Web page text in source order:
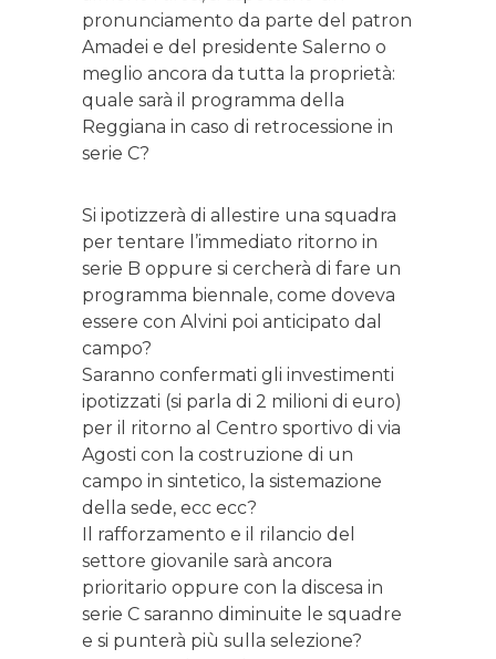
pronunciamento da parte del patron
Amadei e del presidente Salerno o
meglio ancora da tutta la proprietà:
quale sarà il programma della
Reggiana in caso di retrocessione in
serie C?
Si ipotizzerà di allestire una squadra
per tentare l’immediato ritorno in
serie B oppure si cercherà di fare un
programma biennale, come doveva
essere con Alvini poi anticipato dal
campo?
Saranno confermati gli investimenti
ipotizzati (si parla di 2 milioni di euro)
per il ritorno al Centro sportivo di via
Agosti con la costruzione di un
campo in sintetico, la sistemazione
della sede, ecc ecc?
Il rafforzamento e il rilancio del
settore giovanile sarà ancora
prioritario oppure con la discesa in
serie C saranno diminuite le squadre
e si punterà più sulla selezione?